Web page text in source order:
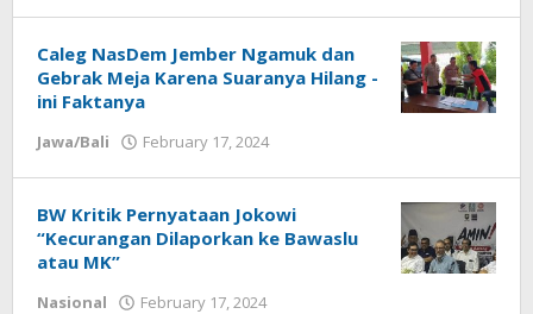
Caleg NasDem Jember Ngamuk dan
Gebrak Meja Karena Suaranya Hilang -
ini Faktanya
Jawa/Bali February 17, 2024
BW Kritik Pernyataan Jokowi
“Kecurangan Dilaporkan ke Bawaslu
atau MK”
Nasional February 17, 2024